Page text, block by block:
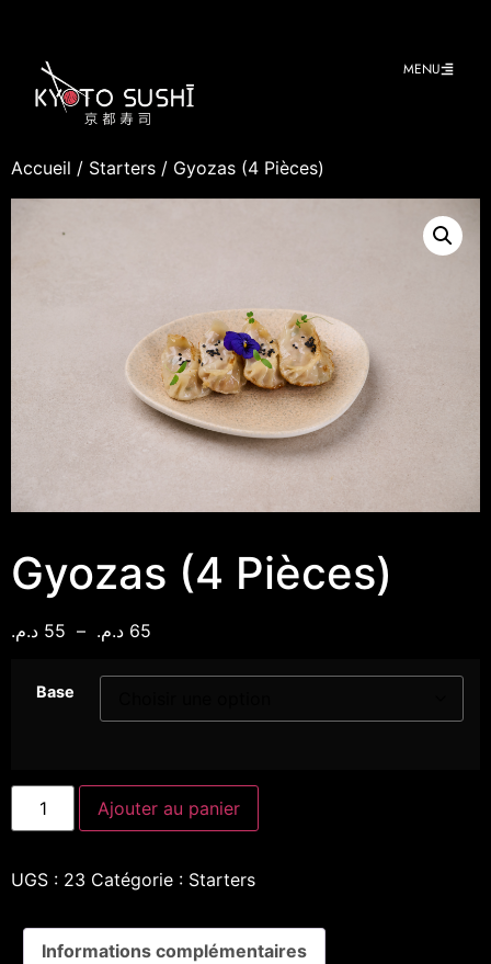
MENU
Accueil / Starters / Gyozas (4 Pièces)
Gyozas (4 Pièces)
55 د.م. – 65 د.م.
Base
Ajouter au panier
UGS : 23 Catégorie : Starters
Informations complémentaires